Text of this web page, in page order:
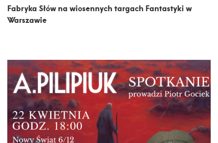
Fabryka Słów na wiosennych targach Fantastyki w
Warszawie